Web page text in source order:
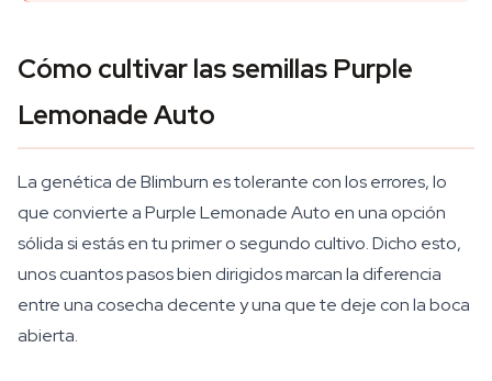
Cómo cultivar las semillas Purple
Lemonade Auto
La genética de Blimburn es tolerante con los errores, lo
que convierte a Purple Lemonade Auto en una opción
sólida si estás en tu primer o segundo cultivo. Dicho esto,
unos cuantos pasos bien dirigidos marcan la diferencia
entre una cosecha decente y una que te deje con la boca
abierta.